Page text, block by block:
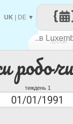
тиждень 1
Зроби
..в
UK DE ▼